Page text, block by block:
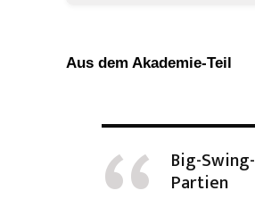
Aus dem Akademie-Teil
Big-Swing-
Partien